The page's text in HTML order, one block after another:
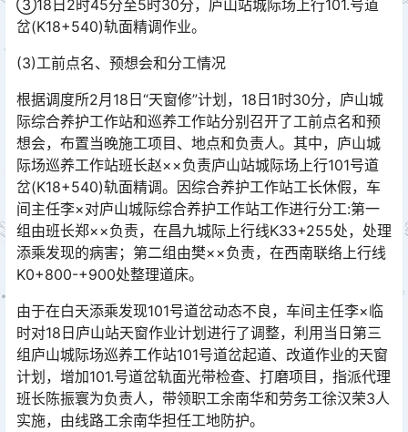
③18日2时45分至5时30分，庐山站城际场上行101.号道
岔(K18+540)轨面精调作业。
(3)工前点名、预想会和分工情况
根据调度所2月18日“天窗修”计划，18日1时30分，庐山城
际综合养护工作站和巡养工作站分别召开了工前点名和预
想会，布置当晚施工项目、地点和负责人。其中，庐山城
际场巡养工作站班长赵××负责庐山站城际场上行101号道
岔(K18+540)轨面精调。因综合养护工作站工长休假，车
间主任李×对庐山城际综合养护工作站工作进行分工:第一
组由班长郑××负责，在昌九城际上行线K33+255处，处理
添乘发现的病害；第二组由樊××负责，在西南联络上行线
K0+800-+900处整理道床。󠅅󠅃󠄵󠅂󠄪󠇖󠆨󠆨󠇕󠆞󠆒󠅬󠇘󠆭󠆘󠇙󠆝󠅵󠇗󠆭󠆁󠄐󠇗󠅹󠅸󠇖󠆍󠅳󠇖󠅹󠅰󠇖󠆌󠅹
由于在白天添乘发现101号道岔动态不良，车间主任李×临
时对18日庐山站天窗作业计划进行了调整，利用当日第三
组庐山城际场巡养工作站101号道岔起道、改道作业的天窗
计划，增加101.号道岔轨面光带检查、打磨项目，指派代理
班长陈振寰为负责人，带领职工余南华和劳务工徐汉荣3人
实施，由线路工余南华担任工地防护。󠅅󠅃󠄵󠅂󠄪󠇖󠆨󠆨󠇕󠆞󠆒󠅬󠇘󠆭󠆘󠇙󠆝󠅵󠇗󠆭󠆁󠄐󠇗󠅹󠅸󠇖󠆍󠅳󠇖󠅹󠅰󠇖󠆌󠅹